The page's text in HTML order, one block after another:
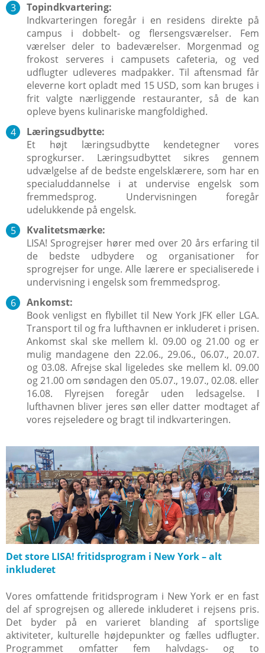
Topindkvartering:
Indkvarteringen foregår i en residens direkte på
campus i dobbelt- og flersengsværelser. Fem
værelser deler to badeværelser. Morgenmad og
frokost serveres i campusets cafeteria, og ved
udflugter udleveres madpakker. Til aftensmad får
eleverne kort opladt med 15 USD, som kan bruges i
frit valgte nærliggende restauranter, så de kan
opleve byens kulinariske mangfoldighed.
Læringsudbytte:
Et højt læringsudbytte kendetegner vores
sprogkurser. Læringsudbyttet sikres gennem
udvælgelse af de bedste engelsklærere, som har en
specialuddannelse i at undervise engelsk som
fremmedsprog. Undervisningen foregår
udelukkende på engelsk.
Kvalitetsmærke:
LISA! Sprogrejser hører med over 20 års erfaring til
de bedste udbydere og organisationer for
sprogrejser for unge. Alle lærere er specialiserede i
undervisning i engelsk som fremmedsprog.
Ankomst:
Book venligst en flybillet til New York JFK eller LGA.
Transport til og fra lufthavnen er inkluderet i prisen.
Ankomst skal ske mellem kl. 09.00 og 21.00 og er
mulig mandagene den 22.06., 29.06., 06.07., 20.07.
og 03.08. Afrejse skal ligeledes ske mellem kl. 09.00
og 21.00 om søndagen den 05.07., 19.07., 02.08. eller
16.08. Flyrejsen foregår uden ledsagelse. I
lufthavnen bliver jeres søn eller datter modtaget af
vores rejseledere og bragt til indkvarteringen.
Det store LISA! fritidsprogram i New York – alt
inkluderet
Vores omfattende fritidsprogram i New York er en fast
del af sprogrejsen og allerede inkluderet i rejsens pris.
Det byder på en varieret blanding af sportslige
aktiviteter, kulturelle højdepunkter og fælles udflugter.
Programmet omfatter fem halvdags- og to